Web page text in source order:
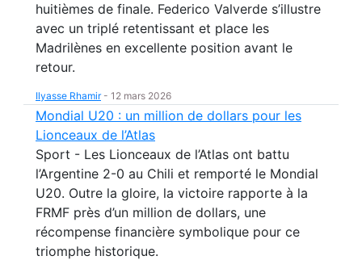
huitièmes de finale. Federico Valverde s’illustre
avec un triplé retentissant et place les
Madrilènes en excellente position avant le
retour.
Ilyasse Rhamir- 12 mars 2026
Mondial U20 : un million de dollars pour les
Lionceaux de l’Atlas
Sport - Les Lionceaux de l’Atlas ont battu
l’Argentine 2-0 au Chili et remporté le Mondial
U20. Outre la gloire, la victoire rapporte à la
FRMF près d’un million de dollars, une
récompense financière symbolique pour ce
triomphe historique.